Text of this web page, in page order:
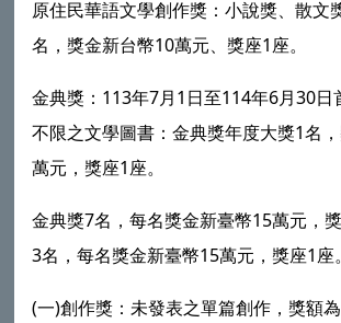
原住民華語文學創作獎：小說獎、散文
名，獎金新台幣10萬元、獎座1座。
金典獎：113年7月1日至114年6月30日
不限之文學圖書：金典獎年度大獎1名
萬元，獎座1座。
金典獎7名，每名獎金新臺幣15萬元，
3名，每名獎金新臺幣15萬元，獎座1座。
(一)創作獎：未發表之單篇創作，獎額